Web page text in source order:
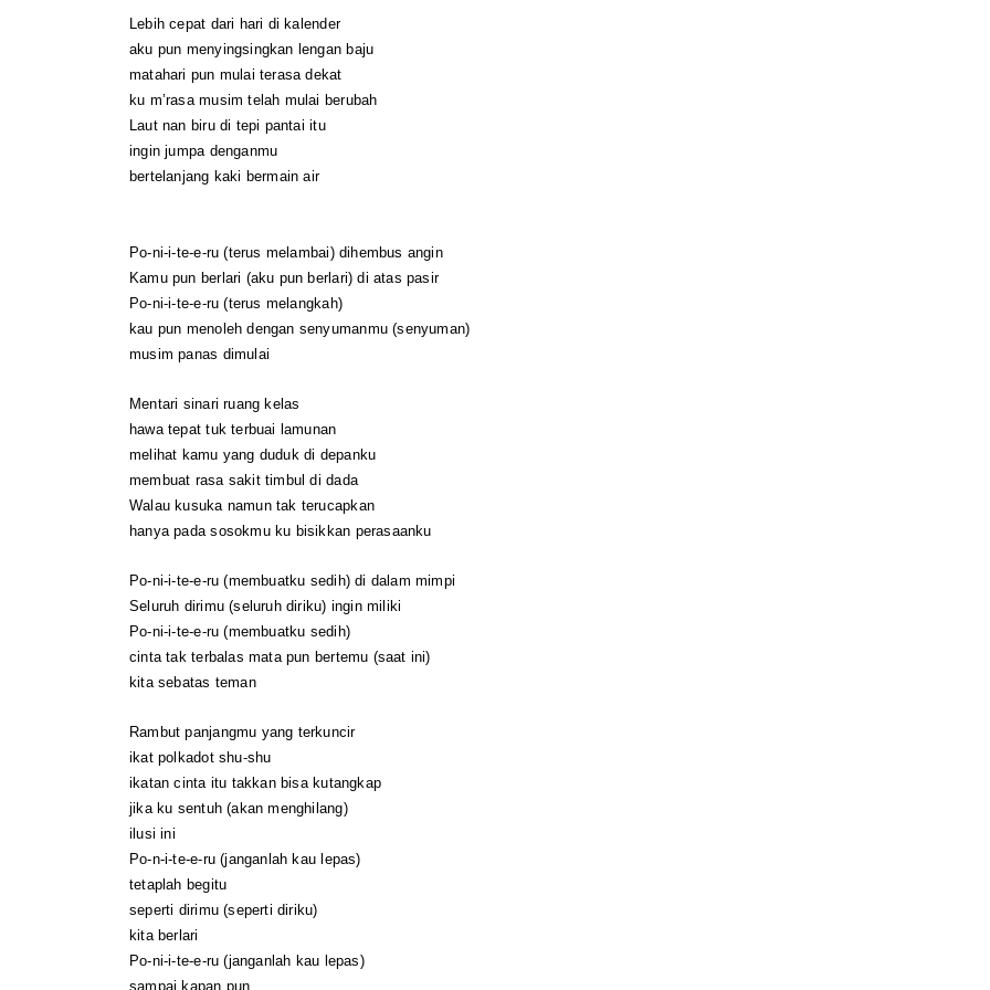
Lebih cepat dari hari di kalender
aku pun menyingsingkan lengan baju
matahari pun mulai terasa dekat
ku m’rasa musim telah mulai berubah
Laut nan biru di tepi pantai itu
ingin jumpa denganmu
bertelanjang kaki bermain air
Po-ni-i-te-e-ru (terus melambai) dihembus angin
Kamu pun berlari (aku pun berlari) di atas pasir
Po-ni-i-te-e-ru (terus melangkah)
kau pun menoleh dengan senyumanmu (senyuman)
musim panas dimulai
Mentari sinari ruang kelas
hawa tepat tuk terbuai lamunan
melihat kamu yang duduk di depanku
membuat rasa sakit timbul di dada
Walau kusuka namun tak terucapkan
hanya pada sosokmu ku bisikkan perasaanku
Po-ni-i-te-e-ru (membuatku sedih) di dalam mimpi
Seluruh dirimu (seluruh diriku) ingin miliki
Po-ni-i-te-e-ru (membuatku sedih)
cinta tak terbalas mata pun bertemu (saat ini)
kita sebatas teman
Rambut panjangmu yang terkuncir
ikat polkadot shu-shu
ikatan cinta itu takkan bisa kutangkap
jika ku sentuh (akan menghilang)
ilusi ini
Po-n-i-te-e-ru (janganlah kau lepas)
tetaplah begitu
seperti dirimu (seperti diriku)
kita berlari
Po-ni-i-te-e-ru (janganlah kau lepas)
sampai kapan pun